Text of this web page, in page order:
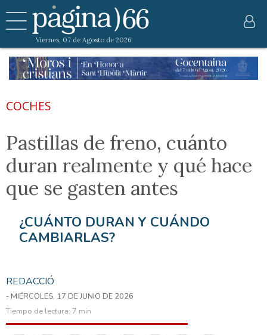
Viernes, 07 de Agosto de 2026
COCHES
Pastillas de freno, cuánto
duran realmente y qué hace
que se gasten antes
¿CUÁNTO DURAN Y CUÁNDO
CAMBIARLAS?
REDACCIÓ
- MIÉRCOLES, 17 DE JUNIO DE 2026
Tiempo de lectura: 7 min